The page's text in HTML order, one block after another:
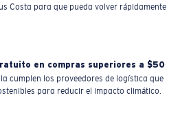
Costa para que pueda volver rápidamente
en compras superiores a $50
cumplen los proveedores de logística que
para reducir el impacto climático.